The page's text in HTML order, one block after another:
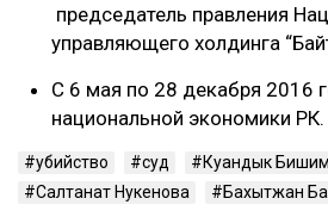
председатель правления
управляющего холдинга
С 6 мая по 28 декабря 2016
национальной экономики РК.
убийство суд
Куандык
Салтанат Нукенова
Бахытжан